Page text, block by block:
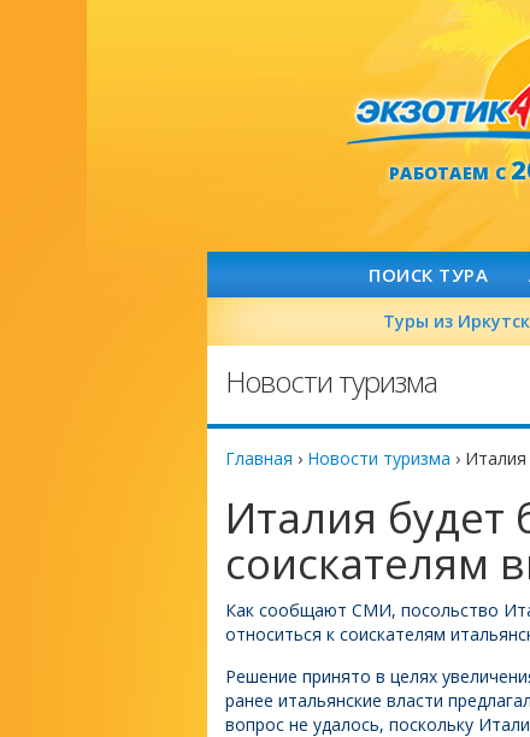
РАБОТАЕМ С
ПОИСК ТУРА
Туры из
Новости туризма
Главная › Новости туризма › Италия
Италия будет
соискателям
Как сообщают СМИ, посольство
относиться к соискателям
Решение принято в целях
ранее итальянские власти
вопрос не удалось, поскольку